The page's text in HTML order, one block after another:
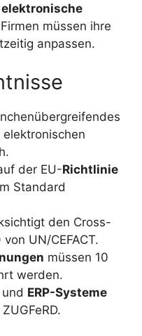
elektronische
müssen ihre
anpassen.
der EU-Richtlinie
Standard
den Cross-
UN/CEFACT.
müssen 10
werden.
ERP-Systeme